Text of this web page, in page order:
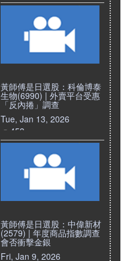
黃師傅是日選股：科倫博泰
生物(6990) | 外賣平台受惠
「反內捲」調查
Tue, Jan 13, 2026
453
黃師傅是日選股：中偉新材
(2579) | 年度商品指數調查
會否衝擊金銀
Fri, Jan 9, 2026